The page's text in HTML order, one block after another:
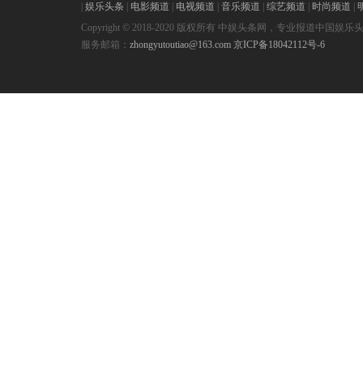
娱乐头条 电影频道 电视频道 音乐频道 综艺频道 时尚频道
Copyright © 2018-2020 版权所有 中娱头条网，专业报道中国娱乐
服务邮箱： zhongyutoutiao@163.com 京ICP备18042112号-6